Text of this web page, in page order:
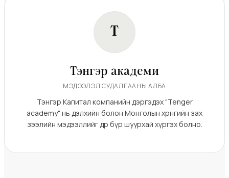
Т
Тэнгэр академи
МЭДЭЭЛЭЛ СУДАЛГААНЫ АЛБА
Тэнгэр Капитал компанийн дэргэдэх "Tenger
academy" нь дэлхийн болон Монголын хөрөнгийн зах
зээлийн мэдээллийг өдөр бүр шуурхай хүргэх болно.